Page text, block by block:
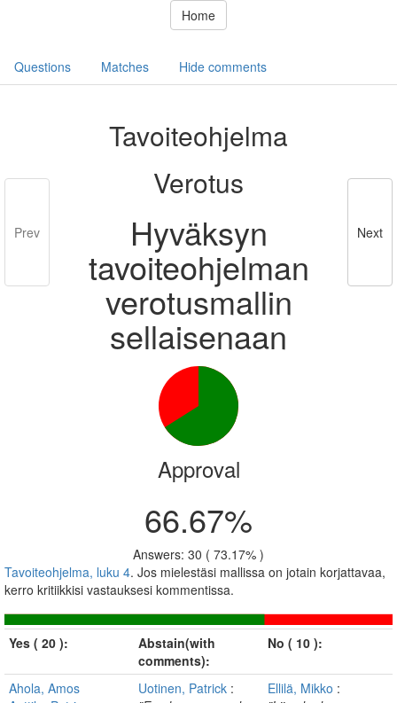
Home
Questions Matches Hide comments
Prev
Tavoiteohjelma
Verotus
Hyväksyn
tavoiteohjelman
verotusmallin
sellaisenaan
Next
Approval
66.67%
Answers: 30 ( 73.17% )
Tavoiteohjelma, luku 4. Jos mielestäsi mallissa on jotain korjattavaa,
kerro kritiikkisi vastauksesi kommentissa.
Yes ( 20 ):
Abstain(with
comments):
No ( 10 ):
Ahola, Amos
Uotinen, Patrick :
Ellilä, Mikko :